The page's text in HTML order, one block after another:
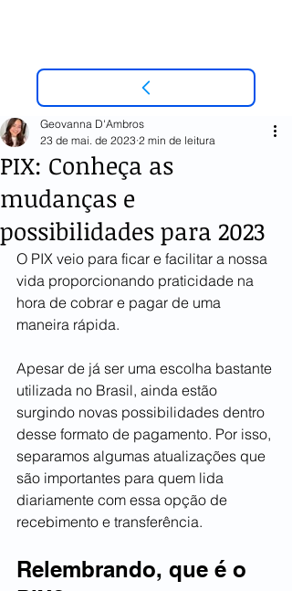
PIX: Conheça as
mudanças e
possibilidades para 2023
Geovanna D'Ambros
23 de mai. de 2023 2 min de leitura
O PIX veio para ficar e facilitar a nossa
vida proporcionando praticidade na
hora de cobrar e pagar de uma
maneira rápida.
Apesar de já ser uma escolha bastante
utilizada no Brasil, ainda estão
surgindo novas possibilidades dentro
desse formato de pagamento. Por isso,
separamos algumas atualizações que
são importantes para quem lida
diariamente com essa opção de
recebimento e transferência.
Relembrando, que é o